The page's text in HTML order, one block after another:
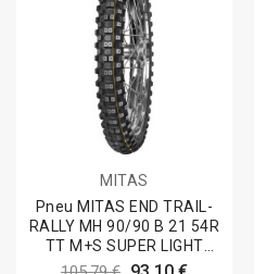
MITAS
Pneu MITAS END TRAIL-
RALLY MH 90/90 B 21 54R
TT M+S SUPER LIGHT
GREEN